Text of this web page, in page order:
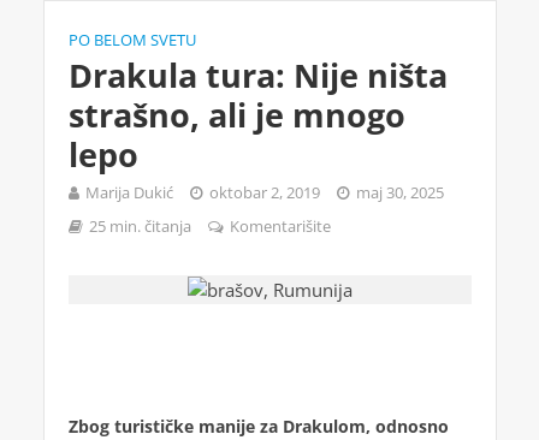
PO BELOM SVETU
Drakula tura: Nije ništa
strašno, ali je mnogo
lepo
Marija Dukić oktobar 2, 2019
maj 30, 2025
25 min. čitanja
Komentarišite
Zbog turističke manije za Drakulom, odnosno